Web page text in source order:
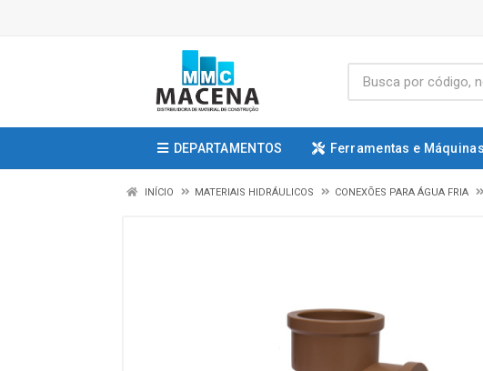
DEPARTAMENTOS Ferramentas e
INÍCIO MATERIAIS HIDRÁULICOS CONEXÕES PARA ÁGUA FRIA